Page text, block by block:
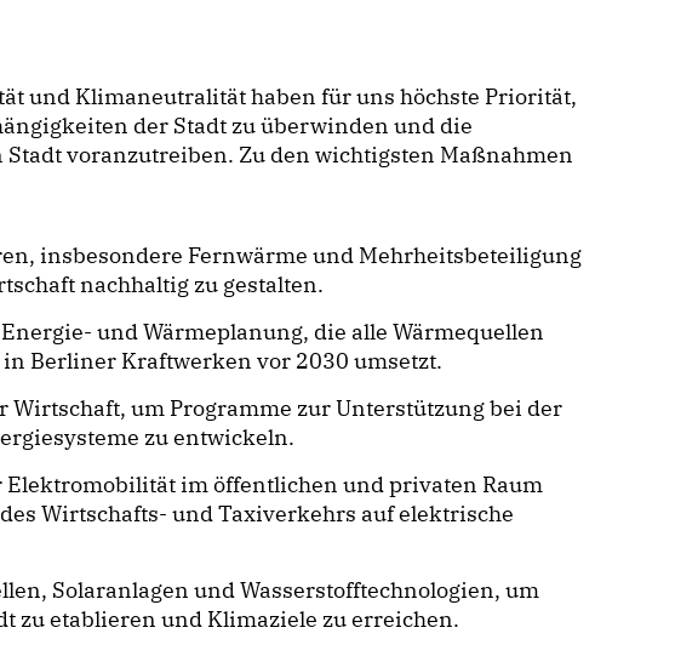
und Klimaneutralität haben für uns höchste Priorität,
der Stadt zu überwinden und die
voranzutreiben. Zu den wichtigsten Maßnahmen
insbesondere Fernwärme und Mehrheitsbeteiligung
nachhaltig zu gestalten.
und Wärmeplanung, die alle Wärmequellen
Berliner Kraftwerken vor 2030 umsetzt.
um Programme zur Unterstützung bei der
zu entwickeln.
im öffentlichen und privaten Raum
Wirtschafts- und Taxiverkehrs auf elektrische
Solaranlagen und Wasserstofftechnologien, um
zu etablieren und Klimaziele zu erreichen.